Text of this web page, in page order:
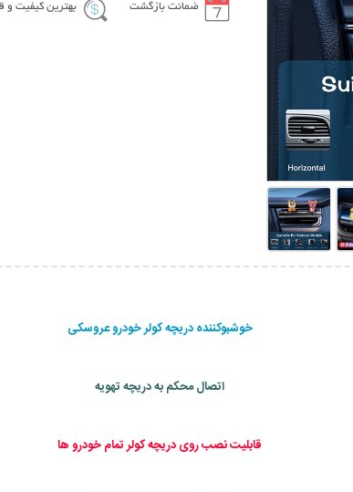
ضمانت بازگشت بهترین کیفیت و
خوشبوکننده دریچه کولر خودرو عروسکی
اتصال محکم به دریچه تهویه
قابلیت نصب روی دریچه کولر تمام خودرو ها